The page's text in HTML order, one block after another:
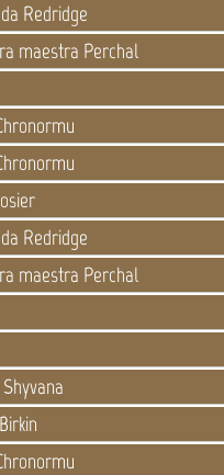
Redridge
maestra Perchal
Redridge
maestra Perchal